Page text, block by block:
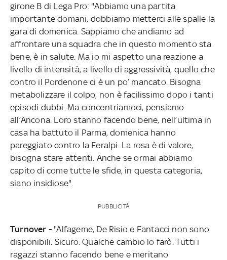
girone B di Lega Pro: "Abbiamo una partita
importante domani, dobbiamo metterci alle spalle la
gara di domenica. Sappiamo che andiamo ad
affrontare una squadra che in questo momento sta
bene, è in salute. Ma io mi aspetto una reazione a
livello di intensità, a livello di aggressività, quello che
contro il Pordenone ci è un po’ mancato. Bisogna
metabolizzare il colpo, non è facilissimo dopo i tanti
episodi dubbi. Ma concentriamoci, pensiamo
all’Ancona. Loro stanno facendo bene, nell’ultima in
casa ha battuto il Parma, domenica hanno
pareggiato contro la Feralpi. La rosa è di valore,
bisogna stare attenti. Anche se ormai abbiamo
capito di come tutte le sfide, in questa categoria,
siano insidiose".
PUBBLICITÀ
Turnover -"Alfageme, De Risio e Fantacci non sono
disponibili. Sicuro. Qualche cambio lo farò. Tutti i
ragazzi stanno facendo bene e meritano